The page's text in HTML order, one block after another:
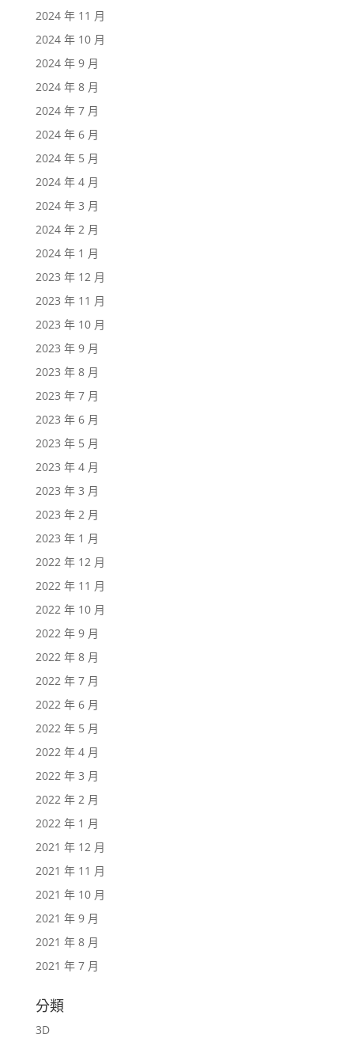
2024 年 11 月
2024 年 10 月
2024 年 9 月
2024 年 8 月
2024 年 7 月
2024 年 6 月
2024 年 5 月
2024 年 4 月
2024 年 3 月
2024 年 2 月
2024 年 1 月
2023 年 12 月
2023 年 11 月
2023 年 10 月
2023 年 9 月
2023 年 8 月
2023 年 7 月
2023 年 6 月
2023 年 5 月
2023 年 4 月
2023 年 3 月
2023 年 2 月
2023 年 1 月
2022 年 12 月
2022 年 11 月
2022 年 10 月
2022 年 9 月
2022 年 8 月
2022 年 7 月
2022 年 6 月
2022 年 5 月
2022 年 4 月
2022 年 3 月
2022 年 2 月
2022 年 1 月
2021 年 12 月
2021 年 11 月
2021 年 10 月
2021 年 9 月
2021 年 8 月
2021 年 7 月
分類
3D